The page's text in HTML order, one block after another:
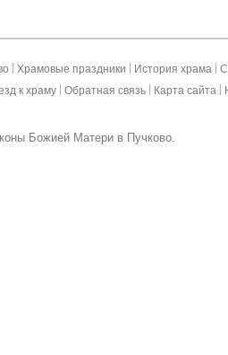
Храмовые праздники История храма
к храму Обратная связь Карта сайта
Божией Матери в Пучково.